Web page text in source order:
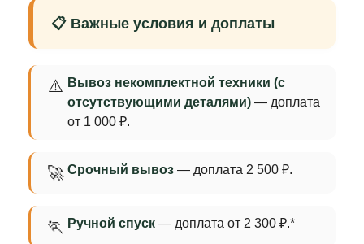
📋 Важные условия и доплаты
⚠️ Вывоз некомплектной техники (с
отсутствующими деталями) — доплата
от 1 000 ₽.
🚀 Срочный вывоз — доплата 2 500 ₽.
🏃 Ручной спуск — доплата от 2 300 ₽.*